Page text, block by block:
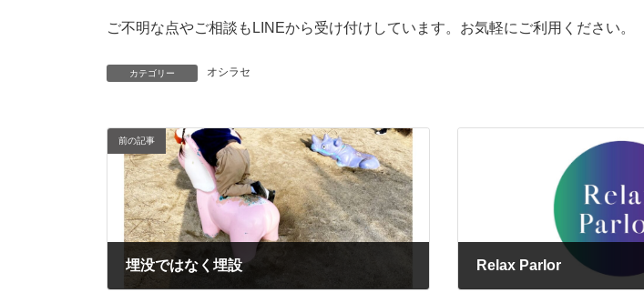
ご不明な点やご相談もLINEから受け付けしています。お気軽にご利用ください。
カテゴリー オシラセ
前の記事
埋没ではなく埋設 Relax Parlor